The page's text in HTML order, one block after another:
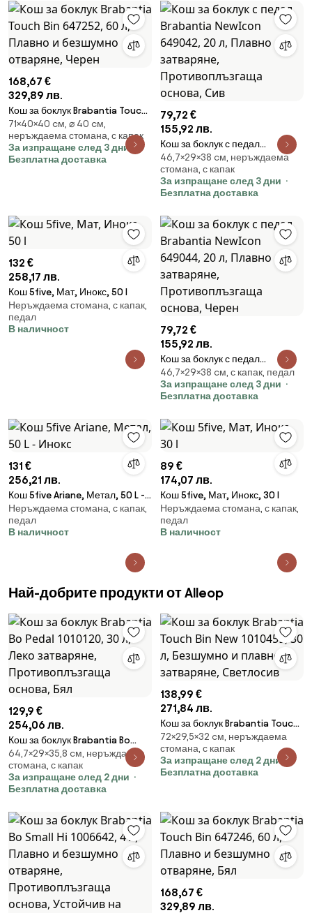
168,67 €
329,89 лв.
Кош за боклук Brabantia Touch
Bin 647252, 60 л, Плавно и
безшумно отваряне, Черен
71×40×40 cм, ⌀ 40 cм,
неръждаема стомана, с капак
За изпращане след 3 дни
Безплатна доставка
79,72 €
155,92 лв.
Кош за боклук с педал
Brabantia NewIcon 649042, 20
л, Плавно затваряне,
Противоплъзгаща основа, Сив
46,7×29×38 cм, неръждаема
стомана, с капак
За изпращане след 3 дни
Безплатна доставка
132 €
258,17 лв.
Кош 5five, Мат, Инокс, 50 l
Неръждаема стомана, с капак,
педал
В наличност
79,72 €
155,92 лв.
Кош за боклук с педал
Brabantia NewIcon 649044, 20
л, Плавно затваряне,
Противоплъзгаща основа,
46,7×29×38 cм, с капак, педал
За изпращане след 3 дни
Безплатна доставка
131 €
256,21 лв.
Кош 5five Ariane, Метал, 50 L -
Инокс
Неръждаема стомана, с капак,
педал
В наличност
89 €
174,07 лв.
Кош 5five, Мат, Инокс, 30 l
Неръждаема стомана, с капак,
педал
В наличност
Най-добрите продукти от Alleop
129,9 €
254,06 лв.
Кош за боклук Brabantia Bo
Pedal 1010120, 30 л, Леко
затваряне, Противоплъзгаща
основа, Бял
64,7×29×35,8 cм, неръждаема
стомана, с капак
За изпращане след 2 дни
Безплатна доставка
138,99 €
271,84 лв.
Кош за боклук Brabantia Touch
Bin New 1010459, 30 л,
Безшумно и плавно затваряне,
Светлосив
72×29,5×32 cм, неръждаема
стомана, с капак
За изпращане след 2 дни
Безплатна доставка
168,67 €
329,89 лв.